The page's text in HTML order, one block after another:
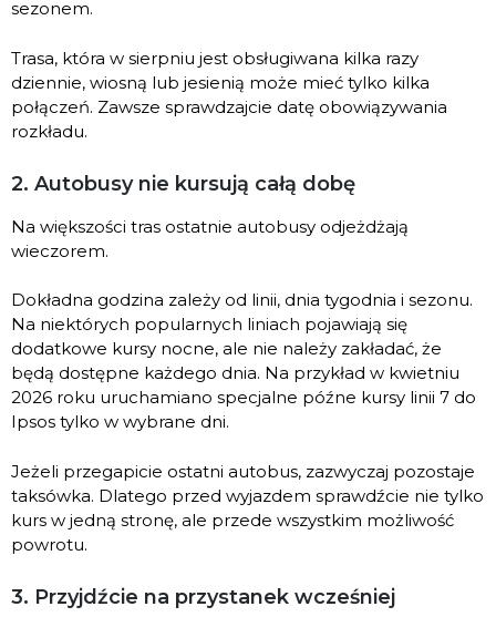
sezonem.
Trasa, która w sierpniu jest obsługiwana kilka razy
dziennie, wiosną lub jesienią może mieć tylko kilka
połączeń. Zawsze sprawdzajcie datę obowiązywania
rozkładu.
2. Autobusy nie kursują całą dobę
Na większości tras ostatnie autobusy odjeżdżają
wieczorem.
Dokładna godzina zależy od linii, dnia tygodnia i sezonu.
Na niektórych popularnych liniach pojawiają się
dodatkowe kursy nocne, ale nie należy zakładać, że
będą dostępne każdego dnia. Na przykład w kwietniu
2026 roku uruchamiano specjalne późne kursy linii 7 do
Ipsos tylko w wybrane dni.
Jeżeli przegapicie ostatni autobus, zazwyczaj pozostaje
taksówka. Dlatego przed wyjazdem sprawdźcie nie tylko
kurs w jedną stronę, ale przede wszystkim możliwość
powrotu.
3. Przyjdźcie na przystanek wcześniej